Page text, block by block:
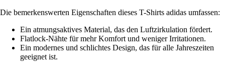
Die bemerkenswerten Eigenschaften dieses T-Shirts adidas umfassen:
Ein atmungsaktives Material, das den Luftzirkulation fördert.
Flatlock-Nähte für mehr Komfort und weniger Irritationen.
Ein modernes und schlichtes Design, das für alle Jahreszeiten
geeignet ist.